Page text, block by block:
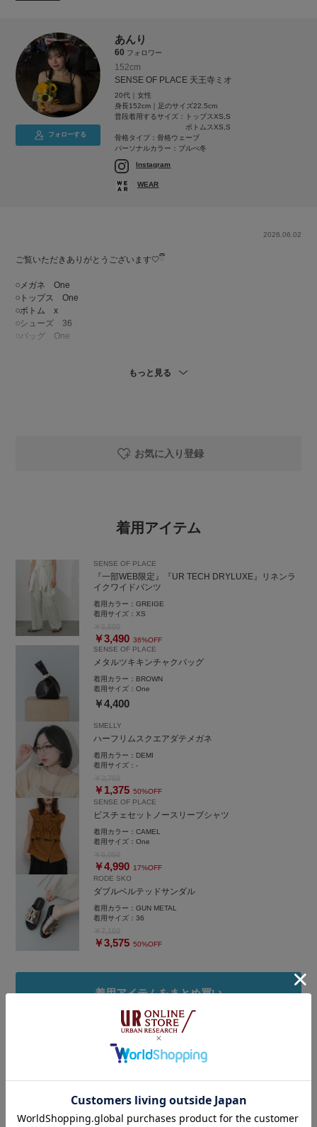
フォローする
あんり
60 フォロワー
152cm
SENSE OF PLACE 天王寺ミオ
20代｜女性
身長152cm｜足のサイズ22.5cm
普段着用するサイズ：
トップスXS,S
ボトムスXS,S
骨格タイプ：骨格ウェーブ
パーソナルカラー：ブルべ冬
Instagram
WEAR
2026.06.02
ご覧いただきありがとうございます🤍ྀི
‪𓏸メガネ One
‪𓏸トップス One
‪𓏸ボトム x
‪𓏸シューズ 36
‪𓏸バッグ One
金具がゴールドなので普通のサンダルよりワンランク上な印象で素材もし
バッグはデザインがとてもお洒落で可愛い巾着型なので、お洋服に合わせ
やすいです！
お荷物はお財布とお化粧品のみといった少量程度のため、近場のお出かけ
等にオススメです！(><)
もっと見る
お気に入り登録
着用アイテム
SENSE OF PLACE
『一部WEB限定』『UR TECH DRYLUXE』リネンラ
イクワイドパンツ
着用カラー：GREIGE
着用サイズ：XS
￥3,490 36%OFF
SENSE OF PLACE
メタルツキキンチャクバッグ
着用カラー： BROWN
着用サイズ：One
￥4,400
SMELLY
ハーフリムスクエアダテメガネ
着用カラー： DEMI
着用サイズ：-
￥1,375 50%OFF
SENSE OF PLACE
ビスチェセットノースリーブシャツ
着用カラー：CAMEL
着用サイズ：One
￥4,990 17%OFF
RODE SKO
ダブルベルテッドサンダル
着用カラー：GUN METAL
着用サイズ：36
￥3,575 50%OFF
着用アイテムをまとめ買い
#SENSEOFPLACE #senseofplace